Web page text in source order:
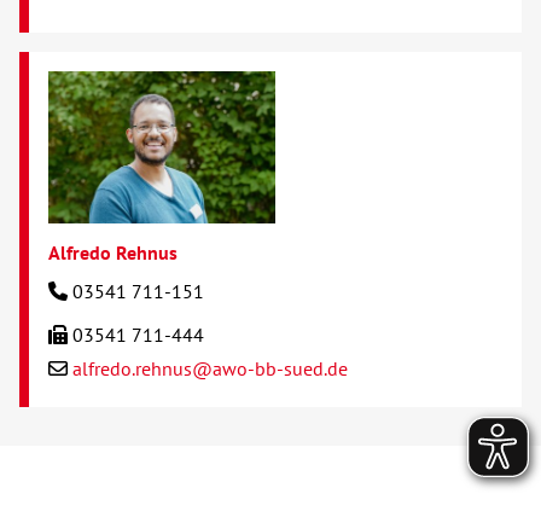
Alfredo Rehnus
03541 711-151
03541 711-444
alfredo.rehnus@awo-bb-sued.de